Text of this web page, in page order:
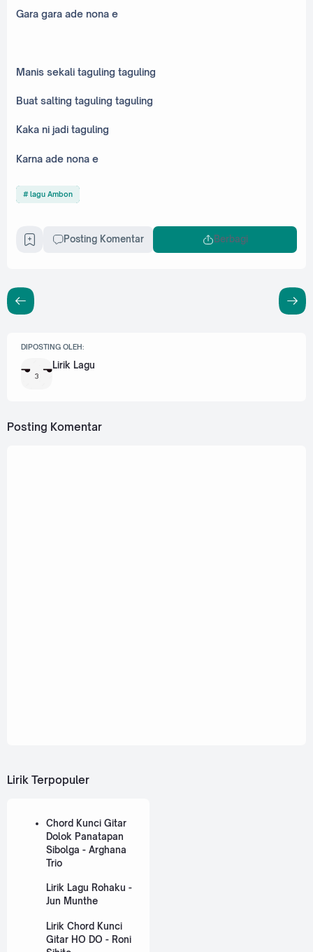
Gara gara ade nona e
Manis sekali taguling taguling
Buat salting taguling taguling
Kaka ni jadi taguling
Karna ade nona e
lagu Ambon
Posting Komentar Berbagi
DIPOSTING OLEH:
Lirik Lagu
Posting Komentar
Lirik Terpopuler
Chord Kunci Gitar
Dolok Panatapan
Sibolga - Arghana
Trio
Lirik Lagu Rohaku -
Jun Munthe
Lirik Chord Kunci
Gitar HO DO - Roni